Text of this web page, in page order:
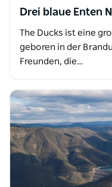
Drei blaue Enten
The Ducks ist eine
geboren in der
Freunden, die…